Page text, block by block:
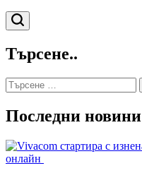
Търсене
Търсене..
Търсене
за:
Последни новини